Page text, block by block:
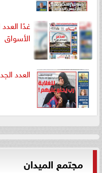
غدًا
الأسواق
العدد
مجتمع الميدان